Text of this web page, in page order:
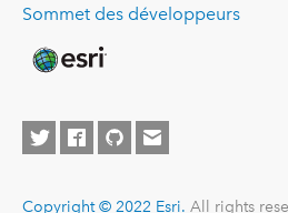
Sommet des développeurs
Copyright © 2022 Esri. All rights